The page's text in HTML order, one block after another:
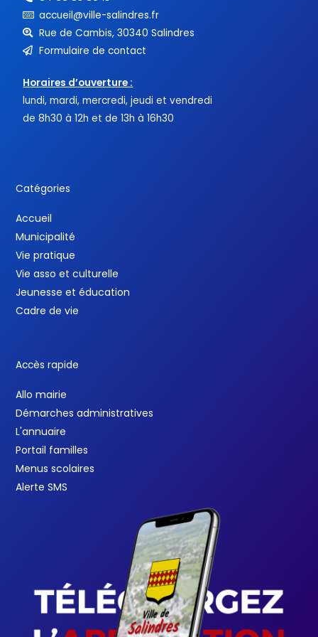
accueil@ville-salindres.fr
Rue de Cambis, 30340 Salindres
Formulaire de contact
Horaires d’ouverture :
lundi, mardi, mercredi, jeudi et vendredi
de 8h30 à 12h et de 13h à 16h30
Catégories
Accueil
Municipalité
Vie pratique
Vie asso et culturelle
Jeunesse et éducation
Cadre de vie
Accès rapide
Allo mairie
Démarches administratives
L'annuaire
Portail familles
Menus scolaires
Alerte SMS